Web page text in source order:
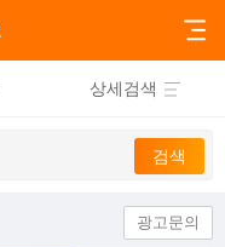
상세검색
광고문의